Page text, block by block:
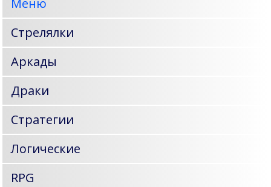
Меню
Стрелялки
Аркады
Драки
Стратегии
Логические
RPG